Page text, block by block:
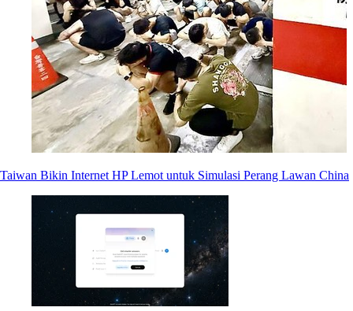
Taiwan Bikin Internet HP Lemot untuk Simulasi Perang Lawan China